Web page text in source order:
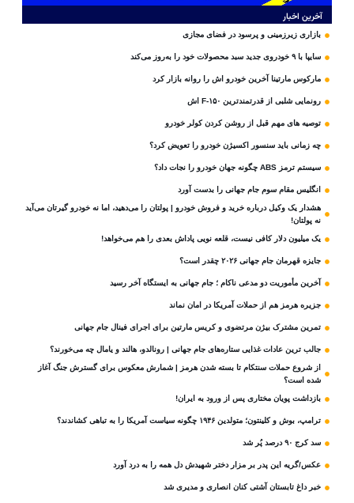
آخرین اخبار
بازاری زیرزمینی و پرسود در فضای مجازی
سایپا با ۹ خودروی جدید سبد محصولات خود را به‌روز می‌کند
مارکوس مارتینا آخرین خودرو اش را روانه بازار کرد
رونمایی شلبی از قدرتمندترین F-۱۵۰ اش
توصیه های مهم قبل از روشن کردن کولر خودرو
چه زمانی باید سنسور اکسیژن خودرو را تعویض کرد؟
سیستم ترمز ABS چگونه جهان خودرو را نجات داد؟
انگلیس مقام سوم جام‌ جهانی را بدست آورد
هشدار یک وکیل درباره خرید و فروش خودرو | پولتان را می‌دهید، اما نه خودرو گیرتان می‌آید
نه پولتان!
یک میلیون دلار کافی نیست، قلعه‌ نویی پاداش بعدی را هم می‌خواهد!
جایزه قهرمان جام جهانی ۲۰۲۶ چقدر است؟
آخرین مأموریت دو مدعی ناکام ؛ جام جهانی به ایستگاه آخر رسید
جزیره هرمز هم از حملات آمریکا در امان نماند
تمرین مشترک بیژن مرتضوی و کریس مارتین برای اجرای فینال جام جهانی
جالب ترین عادات غذایی ستاره‌های جام جهانی | رونالدو، هالند و یامال چه می‌خورند؟
از شروع حملات سنتکام تا بسته شدن هرمز | شمارش معکوس برای گسترش جنگ آغاز
شده است؟
بازداشت پویان مختاری پس از ورود به ایران!
ترامپ، بوش و کلینتون؛ متولدین ۱۹۴۶ چگونه سیاست آمریکا را به تباهی کشاندند؟
سد کرج ۹۰ درصد پُر شد
عکس/گریه این پدر بر مزار دختر شهیدش دل همه را به درد آورد
خبر داغ تابستان آشتی کنان انصاری و مدیری شد